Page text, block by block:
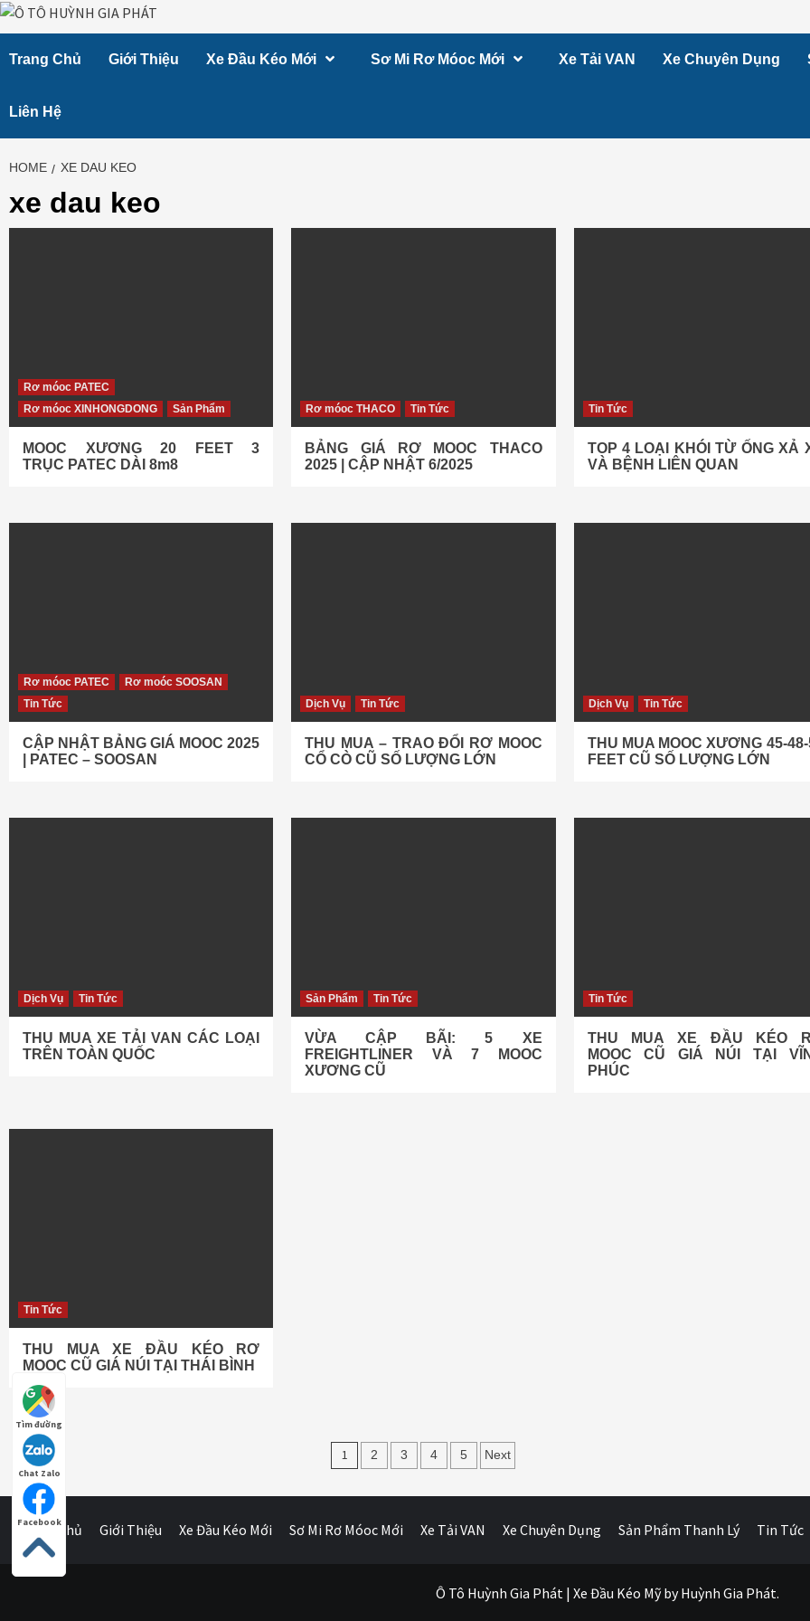
Skip
toTrang Chủ Giới Thiệu Xe Đầu Kéo Mới Sơ Mi Rơ Móoc Mới Xe Tải VAN Xe Chuyên Dụng
Liên Hệ
HOME XE DAU KEO
xe dau keo
Rơ móoc PATEC
Rơ móoc XINHONGDONG
Sản Phẩm
MOOC XƯƠNG 20 FEET 3
TRỤC PATEC DÀI 8m8
Rơ móoc THACO Tin Tức
BẢNG GIÁ RƠ MOOC THACO
2025 | CẬP NHẬT 6/2025
Tin Tức
TOP 4 LOẠI KHÓI TỪ ỐNG XẢ
VÀ BỆNH LIÊN QUAN
Rơ móoc PATEC
Rơ moóc SOOSAN
Tin Tức
CẬP NHẬT BẢNG GIÁ MOOC 2025
| PATEC – SOOSAN
Dịch Vụ Tin Tức
THU MUA – TRAO ĐỔI RƠ MOOC
CỔ CÒ CŨ SỐ LƯỢNG LỚN
Dịch Vụ Tin Tức
THU MUA MOOC XƯƠNG 45-
FEET CŨ SỐ LƯỢNG LỚN
Dịch Vụ Tin Tức
THU MUA XE TẢI VAN CÁC LOẠI
TRÊN TOÀN QUỐC
Sản Phẩm Tin Tức
VỪA CẬP BÃI: 5 XE
FREIGHTLINER VÀ 7 MOOC
XƯƠNG CŨ
Tin Tức
THU MUA XE ĐẦU KÉO
MOOC CŨ GIÁ NÚI TẠI
PHÚC
Tin Tức
THU MUA XE ĐẦU KÉO RƠ
MOOC CŨ GIÁ NÚI TẠI THÁI BÌNH
Điều
bài
viết
1 2 3 4 5 Next
Tìm đường
Chat Zalo
Facebook
Trang Chủ Giới Thiệu Xe Đầu Kéo Mới Sơ Mi Rơ Móoc Mới Xe Tải VAN Xe Chuyên Dụng Sản Phẩm Thanh Lý Tin Tức
Ô Tô Huỳnh Gia Phát | Xe Đầu Kéo Mỹby Huỳnh Gia Phát.